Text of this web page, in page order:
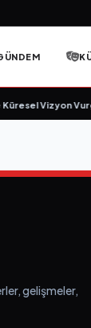
Vizyon
gelişmeler,